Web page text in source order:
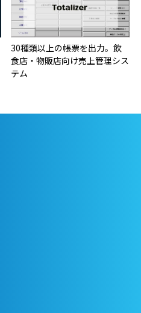
30種類以上の帳票を出力。飲
食店・物販店向け売上管理シス
テム